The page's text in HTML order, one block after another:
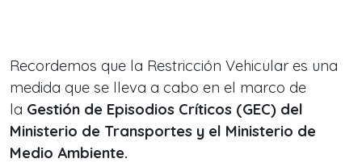
Recordemos que la Restricción Vehicular es una
medida que se lleva a cabo en el marco de
la Gestión de Episodios Críticos (GEC) del
Ministerio de Transportes y el Ministerio de
Medio Ambiente.